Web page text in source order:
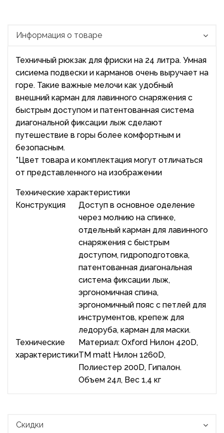
Информация о товаре
Техничный рюкзак для фриски на 24 литра. Умная
сисиема подвески и карманов очень выручает на
горе. Такие важные мелочи как удобный
внешний карман для лавинного снаряжения с
быстрым доступом и патентованная система
диагональной фиксации лыж сделают
путешествие в горы более комфортным и
безопасным.
*Цвет товара и комплектация могут отличаться
от представленного на изображении
Технические характеристики
Конструкция
Доступ в основное оделение
через молнию на спинке,
отдельный карман для лавинного
снаряжения с быстрым
доступом, гидроподготовка,
патентованная диагональная
система фиксации лыж,
эргономичная спина,
эргономичный пояс с петлей для
инструментов, крепеж для
ледоруба, карман для маски.
Технические
характеристики
Материал: Oxford Нилон 420D,
TM matt Нилон 1260D,
Полиестер 200D, Гипалон.
Объем 24л, Вес 1,4 кг
Скидки